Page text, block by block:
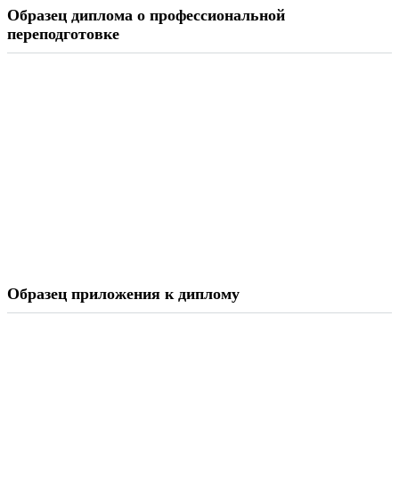
Образец диплома о профессиональной
переподготовке
Образец приложения к диплому